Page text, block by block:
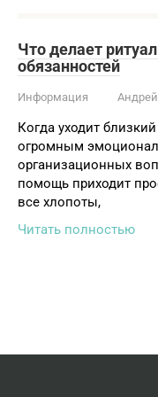
Что делает
обязанностей
Информация
Когда уходит
огромным
организационных
помощь приходит
все хлопоты,
Читать полностью